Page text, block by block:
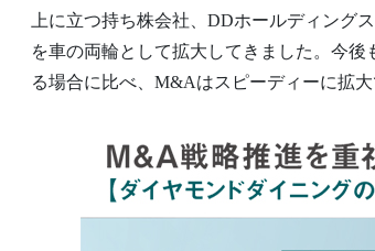
上に立つ持ち株会社、DDホールディン
を車の両輪として拡大してきました。今
る場合に比べ、M&Aはスピーディーに拡